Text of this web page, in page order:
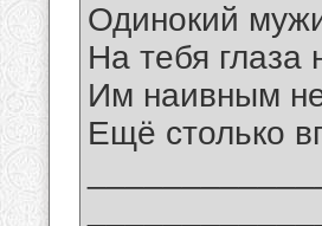
Одинокий
На тебя глаза
Им наивным
Ещё столько